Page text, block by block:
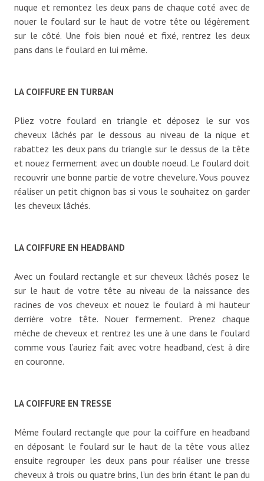
nuque et remontez les deux pans de chaque coté avec de
nouer le foulard sur le haut de votre tête ou légèrement
sur le côté. Une fois bien noué et fixé, rentrez les deux
pans dans le foulard en lui même.
LA COIFFURE EN TURBAN
Pliez votre foulard en triangle et déposez le sur vos
cheveux lâchés par le dessous au niveau de la nique et
rabattez les deux pans du triangle sur le dessus de la tête
et nouez fermement avec un double noeud. Le foulard doit
recouvrir une bonne partie de votre chevelure. Vous pouvez
réaliser un petit chignon bas si vous le souhaitez on garder
les cheveux lâchés.
LA COIFFURE EN HEADBAND
Avec un foulard rectangle et sur cheveux lâchés posez le
sur le haut de votre tête au niveau de la naissance des
racines de vos cheveux et nouez le foulard à mi hauteur
derrière votre tête. Nouer fermement. Prenez chaque
mèche de cheveux et rentrez les une à une dans le foulard
comme vous l’auriez fait avec votre headband, c’est à dire
en couronne.
LA COIFFURE EN TRESSE
Même foulard rectangle que pour la coiffure en headband
en déposant le foulard sur le haut de la tête vous allez
ensuite regrouper les deux pans pour réaliser une tresse
cheveux à trois ou quatre brins, l’un des brin étant le pan du